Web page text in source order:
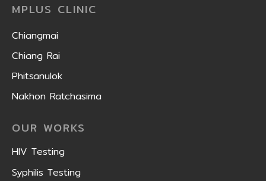
MPLUS CLINIC
Chiangmai
Chiang Rai
Phitsanulok
Nakhon Ratchasima
OUR WORKS
HIV Testing
Syphilis Testing